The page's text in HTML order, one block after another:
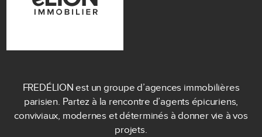
FREDÉLION est un groupe d’agences immobilières
parisien. Partez à la rencontre d’agents épicuriens,
conviviaux, modernes et déterminés à donner vie à vos
projets.